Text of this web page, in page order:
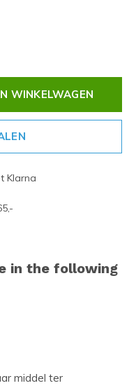
WINKELWAGEN
Klarna
in the following
middel ter